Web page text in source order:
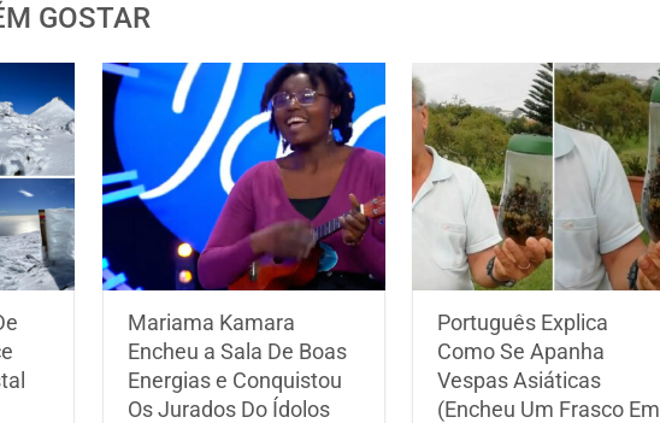
GOSTAR
Mariama Kamara
Encheu a Sala De Boas
Energias e Conquistou
Os Jurados Do Ídolos
Português Explica
Como Se Apanha
Vespas Asiáticas
(Encheu Um Frasco Em